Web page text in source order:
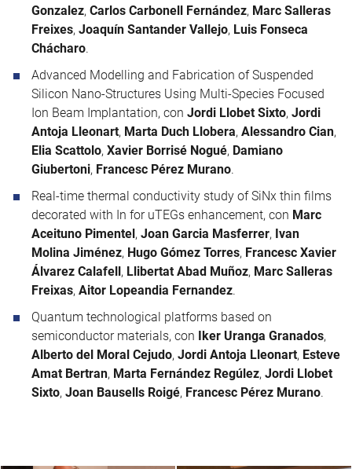
Gonzalez, Carlos Carbonell Fernández, Marc Salleras
Freixes, Joaquín Santander Vallejo, Luis Fonseca
Chácharo.
Advanced Modelling and Fabrication of Suspended
Silicon Nano-Structures Using Multi-Species Focused
Ion Beam Implantation, con Jordi Llobet Sixto, Jordi
Antoja Lleonart, Marta Duch Llobera, Alessandro Cian,
Elia Scattolo, Xavier Borrisé Nogué, Damiano
Giubertoni, Francesc Pérez Murano.
Real-time thermal conductivity study of SiNx thin films
decorated with In for uTEGs enhancement, con Marc
Aceituno Pimentel, Joan Garcia Masferrer, Ivan
Molina Jiménez, Hugo Gómez Torres, Francesc Xavier
Álvarez Calafell, Llibertat Abad Muñoz, Marc Salleras
Freixas, Aitor Lopeandia Fernandez.
Quantum technological platforms based on
semiconductor materials, con Iker Uranga Granados,
Alberto del Moral Cejudo, Jordi Antoja Lleonart, Esteve
Amat Bertran, Marta Fernández Regúlez, Jordi Llobet
Sixto, Joan Bausells Roigé, Francesc Pérez Murano.